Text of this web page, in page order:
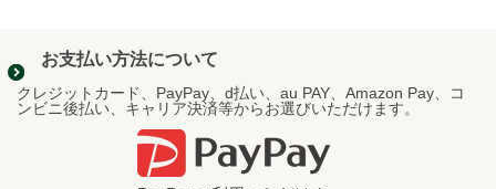
お支払い方法について
クレジットカード、PayPay、d払い、au PAY、Amazon Pay、コ
ンビニ後払い、キャリア決済等からお選びいただけます。